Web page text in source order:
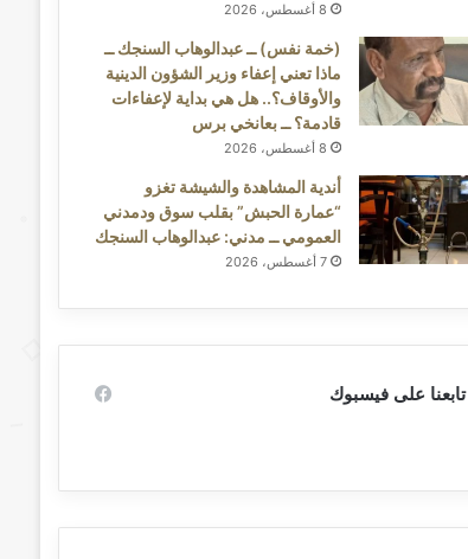
8 أغسطس، 2026
(خمة نفس) ــ عبدالوهاب السنجك ــ
ماذا تعني إعفاء وزير الشؤون الدينية
والأوقاف؟.. هل هي بداية لإعفاءات
قادمة؟ ــ بعانخي برس
8 أغسطس، 2026
أندية المشاهدة والشيشة تغزو
“عمارة الحبش” بقلب سوق ودمدني
العمومي ــ مدني: عبدالوهاب السنجك
7 أغسطس، 2026
تابعنا على فيسبوك